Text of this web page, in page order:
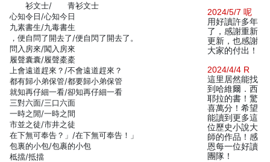
衫文士/ 青衫文士
心知令日/心知今日
九素書生/九毒書生
，便自問了開去了/便自閃了開去了。
問入房來/闖入房來
履聲囊囊/履聲橐橐
上會遠道趕來？/不會遠道趕來？
都有歸小弟保管/都要歸小弟保管
就知再仔細一看/卻知再仔細一看
三對六面/三口六面
一時之閒/一時之間
市並之徒/市井之徒
在下無可奉告？」/在下無可奉告！」
包裏的小包/包裹的小包
柢擋/抵擋
2024/5/7 呢
用好讀許多年
了，感謝重新
更新，也感謝
大家的付出！
2024/4/4 R
這里居然能找
到哈維爾．西
耶拉的書！驚
喜萬分！希望
能讀到更多這
位歷史小說大
師的作品！感
恩每一位好讀
團隊！